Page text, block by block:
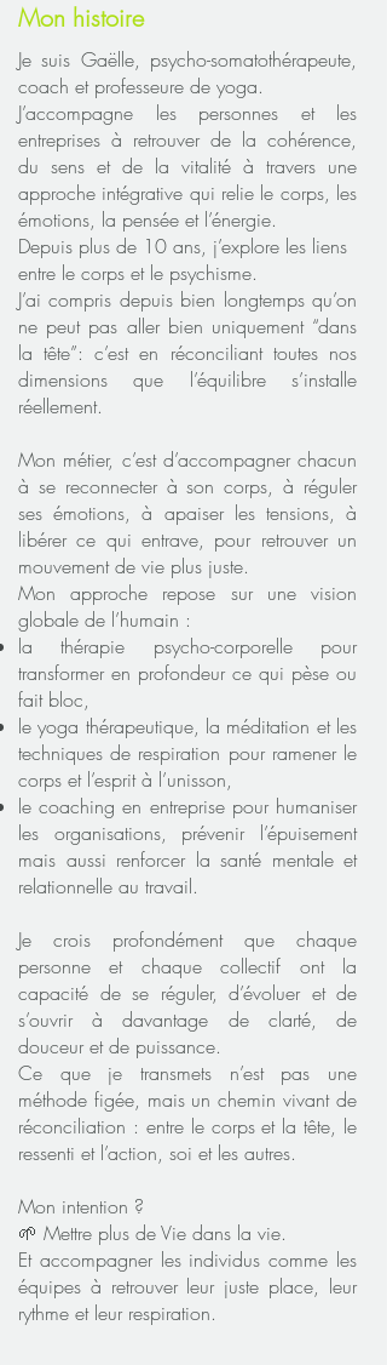
Mon histoire
Je suis Gaëlle, psycho-somatothérapeute,
coach et professeure de yoga.
J’accompagne les personnes et les
entreprises à retrouver de la cohérence,
du sens et de la vitalité à travers une
approche intégrative qui relie le corps, les
émotions, la pensée et l’énergie.
Depuis plus de 10 ans, j’explore les liens
entre le corps et le psychisme.
J’ai compris depuis bien longtemps qu’on
ne peut pas aller bien uniquement “dans
la tête”: c’est en réconciliant toutes nos
dimensions que l’équilibre s’installe
réellement.
Mon métier, c’est d’accompagner chacun
à se reconnecter à son corps, à réguler
ses émotions, à apaiser les tensions, à
libérer ce qui entrave, pour retrouver un
mouvement de vie plus juste.
Mon approche repose sur une vision
globale de l’humain :
la thérapie psycho-corporelle pour
transformer en profondeur ce qui pèse ou
fait bloc,
le yoga thérapeutique, la méditation et les
techniques de respiration pour ramener le
corps et l’esprit à l’unisson,
le coaching en entreprise pour humaniser
les organisations, prévenir l’épuisement
mais aussi renforcer la santé mentale et
relationnelle au travail.
Je crois profondément que chaque
personne et chaque collectif ont la
capacité de se réguler, d’évoluer et de
s’ouvrir à davantage de clarté, de
douceur et de puissance.
Ce que je transmets n’est pas une
méthode figée, mais un chemin vivant de
réconciliation : entre le corps et la tête, le
ressenti et l’action, soi et les autres.
Mon intention ?
🌱 Mettre plus de Vie dans la vie.
Et accompagner les individus comme les
équipes à retrouver leur juste place, leur
rythme et leur respiration.